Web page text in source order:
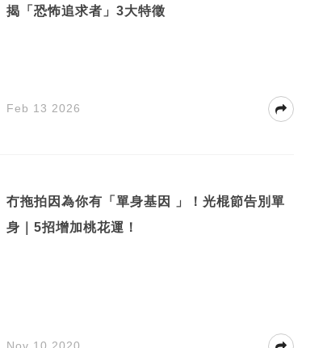
揭「恐怖追求者」3大特徵
Feb 13 2026
冇拖拍因為你有「單身基因 」！光棍節告別單
身｜5招增加桃花運！